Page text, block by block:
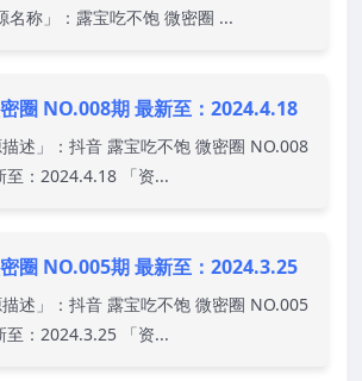
名称」：露宝吃不饱 微密圈 ...
圈 NO.008期 最新至：2024.4.18
述」：抖音 露宝吃不饱 微密圈 NO.008
至：2024.4.18 「资...
圈 NO.005期 最新至：2024.3.25
述」：抖音 露宝吃不饱 微密圈 NO.005
至：2024.3.25 「资...